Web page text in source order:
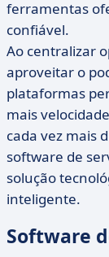
ferramentas
confiável.
Ao centralizar
aproveitar o
plataformas
mais
cada vez mais
software de
solução
inteligente.
Software